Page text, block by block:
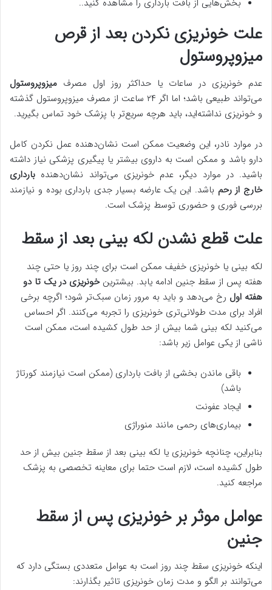
علت خونریزی نکردن بعد از قرص
میزوپروستول
عدم خونریزی در ساعات یا حداکثر روز اول مصرف میزوپروستول
می‌تواند طبیعی باشد؛ اما اگر ۲۴ ساعت از مصرف میزوپروستول گذشته
و خونریزی نداشته‌اید، باید هرچه سریع‌تر با پزشک خود تماس بگیرید.
در موارد نادر، این وضعیت ممکن است نشان‌دهنده عمل نکردن کامل
دارو باشد و ممکن است به داروی بیشتر یا پیگیری پزشکی نیاز داشته
باشید. در موارد دیگر، عدم خونریزی می‌تواند نشان‌دهنده بارداری
خارج از رحم باشد. این یک عارضه بسیار جدی بارداری بوده و نیازمند
بررسی فوری و حضوری توسط پزشک است.
علت قطع نشدن لکه بینی بعد از سقط
لکه بینی یا خونریزی خفیف ممکن است برای چند روز یا حتی چند
هفته پس از سقط جنین ادامه یابد. بیشترینخونریزی در یک تا دو
هفته اول رخ می‌دهد و باید به مرور زمان سبک‌تر شود؛ اگرچه برخی
افراد برای مدت طولانی‌تری خونریزی را تجربه می‌کنند. اگر احساس
می‌کنید لکه بینی شما بیش از حد طول کشیده است، ممکن است
ناشی از یکی عوامل زیر باشد:
باقی ماندن بخشی از بافت بارداری (ممکن است نیازمند کورتاژ
باشد)
ایجاد عفونت
بیماری‌های رحمی مانند منوراژی
بنابراین، چنانچه خونریزی یا لکه بینی بعد از سقط جنین بیش از حد
طول کشیده است، لازم است حتما برای معاینه تخصصی به پزشک
مراجعه کنید.
عوامل موثر بر خونریزی پس از سقط
جنین
اینکه خونریزی سقط چند روز است به عوامل متعددی بستگی دارد که
می‌توانند بر الگو و مدت زمان خونریزی تاثیر بگذارند: